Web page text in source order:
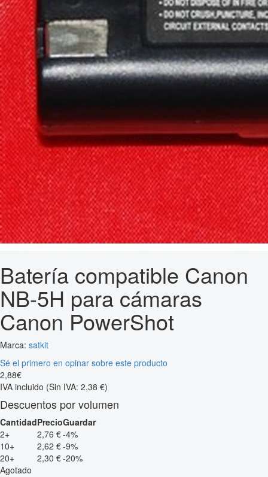
Batería compatible Canon
NB-5H para cámaras
Canon PowerShot
Marca: satkit
Sé el primero en opinar sobre este producto
2,88€
IVA incluido (Sin IVA: 2,38 €)
Descuentos por volumen
CantidadPrecioGuardar
2+
2,76 €-4%
10+
2,62 €-9%
20+
2,30 €-20%
Agotado